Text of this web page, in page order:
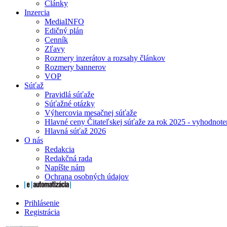
Články
Inzercia
MediaINFO
Edičný plán
Cenník
Zľavy
Rozmery inzerátov a rozsahy článkov
Rozmery bannerov
VOP
Súťaž
Pravidlá súťaže
Súťažné otázky
Výhercovia mesačnej súťaže
Hlavné ceny Čitateľskej súťaže za rok 2025 -
Hlavná súťaž 2026
O nás
Redakcia
Redakčná rada
Napíšte nám
Ochrana osobných údajov
Prihlásenie
Registrácia